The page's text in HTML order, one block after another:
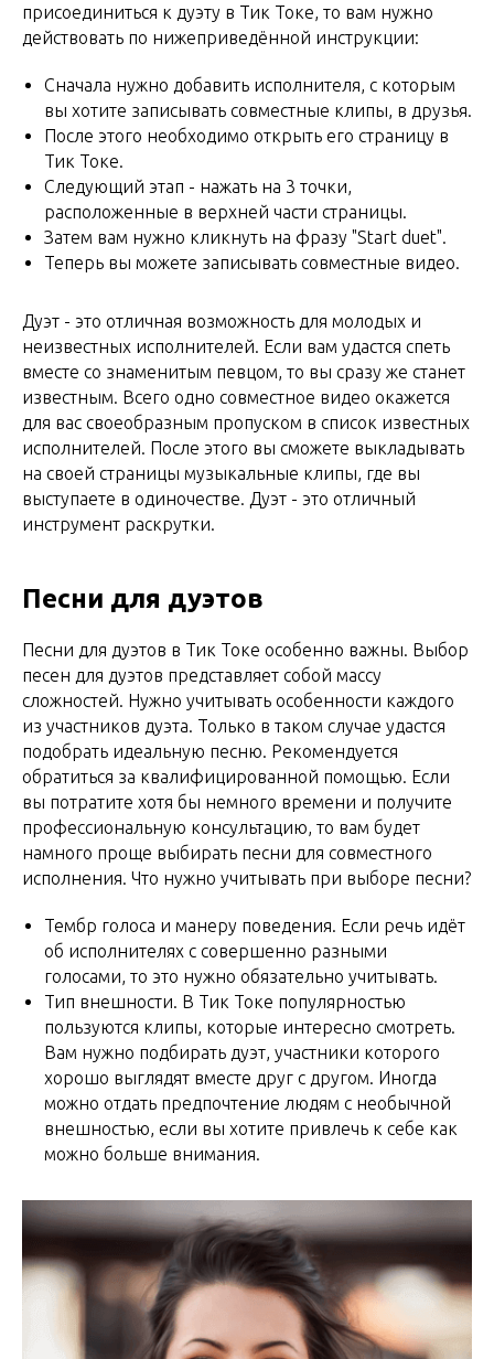
присоединиться к дуэту в Тик Токе, то вам нужно
действовать по нижеприведённой инструкции:
Сначала нужно добавить исполнителя, с которым
вы хотите записывать совместные клипы, в друзья.
После этого необходимо открыть его страницу в
Тик Токе.
Следующий этап - нажать на 3 точки,
расположенные в верхней части страницы.
Затем вам нужно кликнуть на фразу "Start duet".
Теперь вы можете записывать совместные видео.
Дуэт - это отличная возможность для молодых и
неизвестных исполнителей. Если вам удастся спеть
вместе со знаменитым певцом, то вы сразу же станет
известным. Всего одно совместное видео окажется
для вас своеобразным пропуском в список известных
исполнителей. После этого вы сможете выкладывать
на своей страницы музыкальные клипы, где вы
выступаете в одиночестве. Дуэт - это отличный
инструмент раскрутки.
Песни для дуэтов
Песни для дуэтов в Тик Токе особенно важны. Выбор
песен для дуэтов представляет собой массу
сложностей. Нужно учитывать особенности каждого
из участников дуэта. Только в таком случае удастся
подобрать идеальную песню. Рекомендуется
обратиться за квалифицированной помощью. Если
вы потратите хотя бы немного времени и получите
профессиональную консультацию, то вам будет
намного проще выбирать песни для совместного
исполнения. Что нужно учитывать при выборе песни?
Тембр голоса и манеру поведения. Если речь идёт
об исполнителях с совершенно разными
голосами, то это нужно обязательно учитывать.
Тип внешности. В Тик Токе популярностью
пользуются клипы, которые интересно смотреть.
Вам нужно подбирать дуэт, участники которого
хорошо выглядят вместе друг с другом. Иногда
можно отдать предпочтение людям с необычной
внешностью, если вы хотите привлечь к себе как
можно больше внимания.